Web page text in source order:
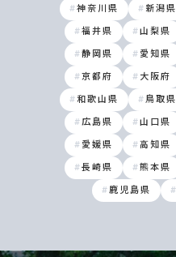
神奈川県 新潟県
福井県 山梨県
静岡県 愛知県
京都府 大阪府
和歌山県 鳥取県
広島県 山口県
愛媛県 高知県
長崎県 熊本県
鹿児島県